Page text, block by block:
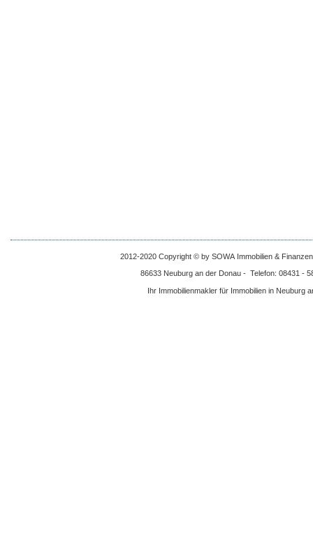
2012-2020 Copyright © by SOWA Immobilien &
86633 Neuburg an der Donau - Telefon: 08431 -
Ihr Immobilienmakler für Immobilien in Neuburg